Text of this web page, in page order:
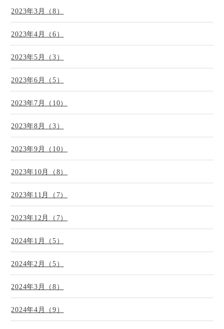
2023年3月（8）
2023年4月（6）
2023年5月（3）
2023年6月（5）
2023年7月（10）
2023年8月（3）
2023年9月（10）
2023年10月（8）
2023年11月（7）
2023年12月（7）
2024年1月（5）
2024年2月（5）
2024年3月（8）
2024年4月（9）